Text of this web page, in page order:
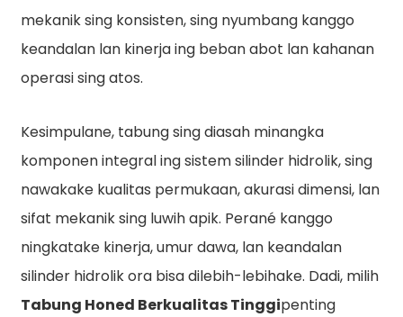
mekanik sing konsisten, sing nyumbang kanggo
keandalan lan kinerja ing beban abot lan kahanan
operasi sing atos.
Kesimpulane, tabung sing diasah minangka
komponen integral ing sistem silinder hidrolik, sing
nawakake kualitas permukaan, akurasi dimensi, lan
sifat mekanik sing luwih apik. Perané kanggo
ningkatake kinerja, umur dawa, lan keandalan
silinder hidrolik ora bisa dilebih-lebihake. Dadi, milih
Tabung Honed Berkualitas Tinggipenting